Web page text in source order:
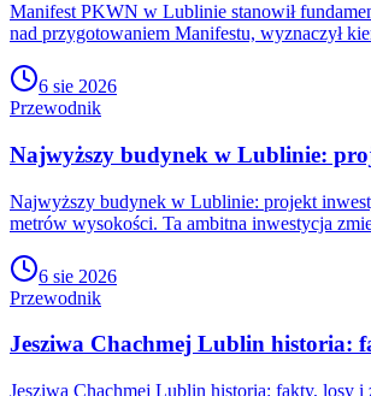
Manifest PKWN w Lublinie stanowił
nad przygotowaniem Manifestu, wyznaczył
6 sie 2026
Przewodnik
Najwyższy budynek w Lublinie:
Najwyższy budynek w Lublinie: projekt
metrów wysokości. Ta ambitna inwestycja
6 sie 2026
Przewodnik
Jesziwa Chachmej Lublin historia:
Jesziwa Chachmej Lublin historia: fakty, losy